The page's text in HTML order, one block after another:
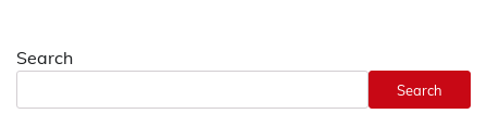
Search
Search